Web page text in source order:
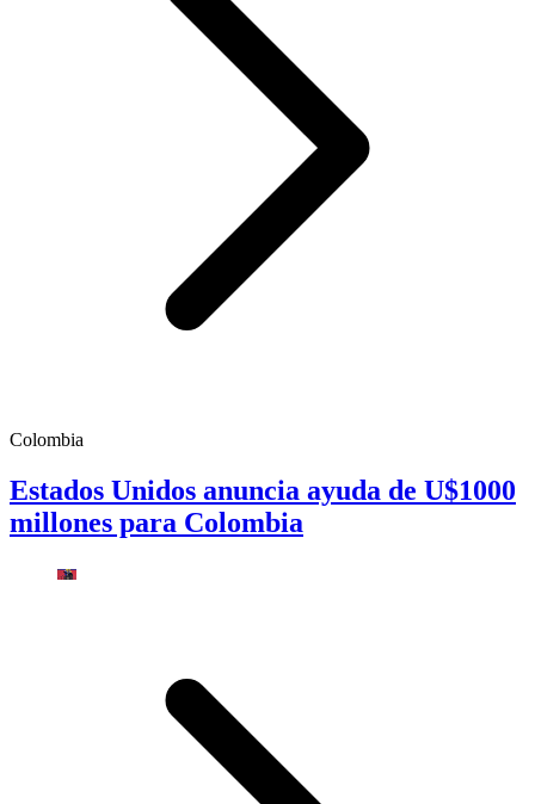
Colombia
Estados Unidos anuncia ayuda de U$1000
millones para Colombia